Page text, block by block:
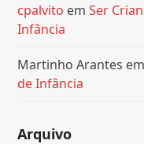
cpalvito emSer
Infância
Martinho Arantes
de Infância
Arquivo